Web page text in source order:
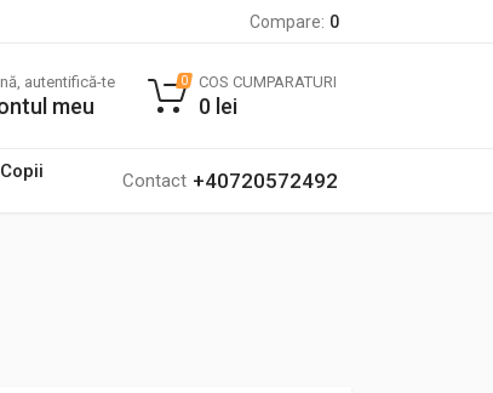
Compare: 0
Contact +40720572492
autentifică-te
meu
0 COS CUMPARATURI
0 lei